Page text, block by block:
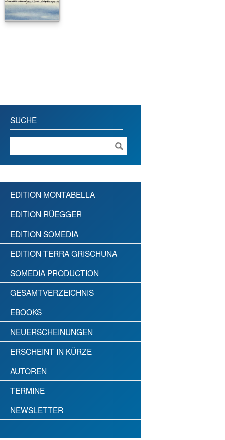
SUCHE
EDITION MONTABELLA
EDITION RÜEGGER
EDITION SOMEDIA
EDITION TERRA GRISCHUNA
SOMEDIA PRODUCTION
GESAMTVERZEICHNIS
EBOOKS
NEUERSCHEINUNGEN
ERSCHEINT IN KÜRZE
AUTOREN
TERMINE
NEWSLETTER